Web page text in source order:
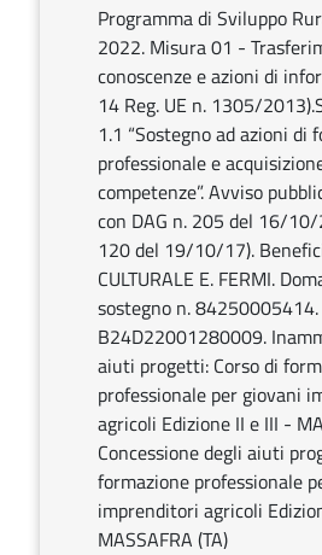
Programma di Sviluppo
2022. Misura 01 -
conoscenze e azioni di
14 Reg. UE n. 1305/
1.1 “Sostegno ad azioni di
professionale e
competenze”. Avviso
con DAG n. 205 del 16/10/
120 del 19/10/17).
CULTURALE E. FERMI.
sostegno n. 84250005414.
B24D22001280009.
aiuti progetti: Corso di
professionale per giovani
agricoli Edizione II e III -
Concessione degli aiuti
formazione professionale
imprenditori agricoli
MASSAFRA (TA)